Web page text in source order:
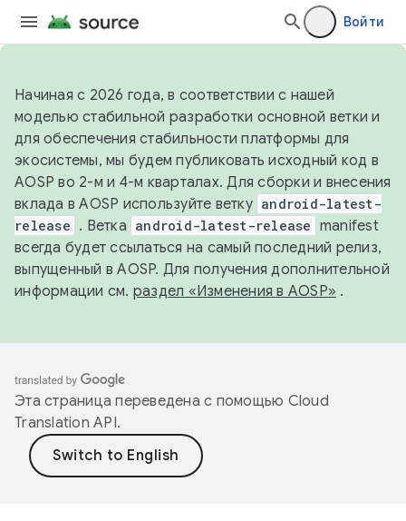
Войти
Начиная с 2026 года, в соответствии с нашей
моделью стабильной разработки основной ветки и
для обеспечения стабильности платформы для
экосистемы, мы будем публиковать исходный код в
AOSP во 2-м и 4-м кварталах. Для сборки и внесения
вклада в AOSP используйте ветку android-latest-
release . Ветка android-latest-release manifest
всегда будет ссылаться на самый последний релиз,
выпущенный в AOSP. Для получения дополнительной
информации см. раздел «Изменения в AOSP» .
Эта страница переведена с помощью Cloud
Translation API.